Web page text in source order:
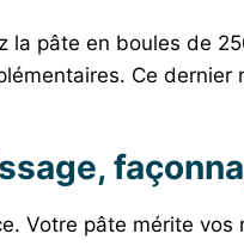
la pâte en boules de
Ce
Votre pâte mérite vos